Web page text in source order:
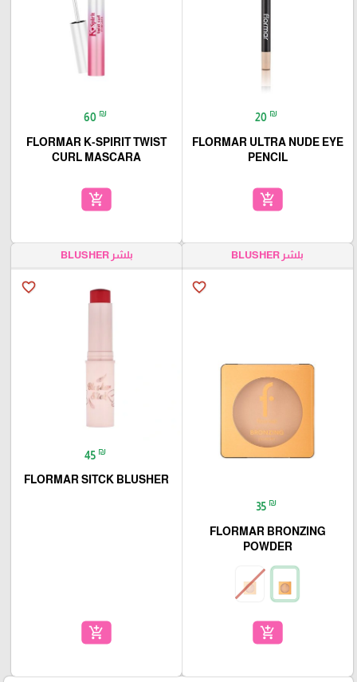
20 ₪
FLORMAR ULTRA NUDE EYE
PENCIL
add_shopping_cart
60 ₪
FLORMAR K-SPIRIT TWIST
CURL MASCARA
add_shopping_cart
بلشر BLUSHER
favorite_border
35 ₪
FLORMAR BRONZING
POWDER
add_shopping_cart
بلشر BLUSHER
favorite_border
45 ₪
FLORMAR SITCK BLUSHER
add_shopping_cart